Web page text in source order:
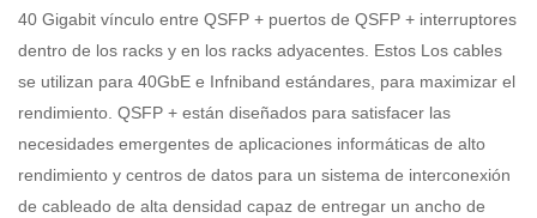
40 Gigabit vínculo entre QSFP + puertos de QSFP + interruptores
dentro de los racks y en los racks adyacentes. Estos Los cables
se utilizan para 40GbE e Infniband estándares, para maximizar el
rendimiento. QSFP + están diseñados para satisfacer las
necesidades emergentes de aplicaciones informáticas de alto
rendimiento y centros de datos para un sistema de interconexión
de cableado de alta densidad capaz de entregar un ancho de